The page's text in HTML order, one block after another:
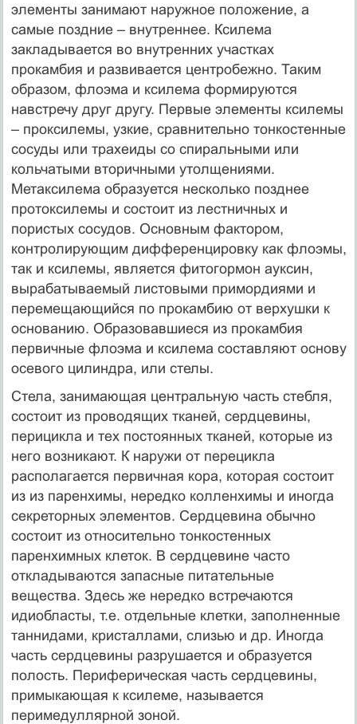
элементы занимают наружное положение, а
самые поздние – внутреннее. Ксилема
закладывается во внутренних участках
прокамбия и развивается центробежно. Таким
образом, флоэма и ксилема формируются
навстречу друг другу. Первые элементы ксилемы
– проксилемы, узкие, сравнительно тонкостенные
сосуды или трахеиды со спиральными или
кольчатыми вторичными утолщениями.
Метаксилема образуется несколько позднее
протоксилемы и состоит из лестничных и
пористых сосудов. Основным фактором,
контролирующим дифференцировку как флоэмы,
так и ксилемы, является фитогормон ауксин,
вырабатываемый листовыми примордиями и
перемещающийся по прокамбию от верхушки к
основанию. Образовавшиеся из прокамбия
первичные флоэма и ксилема составляют основу
осевого цилиндра, или стелы.
Стела, занимающая центральную часть стебля,
состоит из проводящих тканей, сердцевины,
перицикла и тех постоянных тканей, которые из
него возникают. К наружи от перецикла
располагается первичная кора, которая состоит
из из паренхимы, нередко колленхимы и иногда
секреторных элементов. Сердцевина обычно
состоит из относительно тонкостенных
паренхимных клеток. В сердцевине часто
откладываются запасные питательные
вещества. Здесь же нередко встречаются
идиобласты, т.е. отдельные клетки, заполненные
таннидами, кристаллами, слизью и др. Иногда
часть сердцевины разрушается и образуется
полость. Периферическая часть сердцевины,
примыкающая к ксилеме, называется
перимедуллярной зоной.